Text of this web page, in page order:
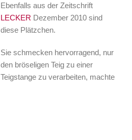
Ebenfalls aus der Zeitschrift
LECKER Dezember 2010 sind
diese Plätzchen.
Sie schmecken hervorragend, nur
den bröseligen Teig zu einer
Teigstange zu verarbeiten, machte